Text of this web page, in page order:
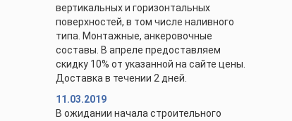
вертикальных и горизонтальных
поверхностей, в том числе наливного
типа. Монтажные, анкеровочные
составы. В апреле предоставляем
скидку 10% от указанной на сайте цены.
Доставка в течении 2 дней.
11.03.2019
В ожидании начала строительного